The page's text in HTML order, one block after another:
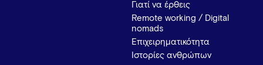
Γιατί να έρθεις
Remote working / Digital
nomads
Επιχειρηματικότητα
Ιστορίες ανθρώπων